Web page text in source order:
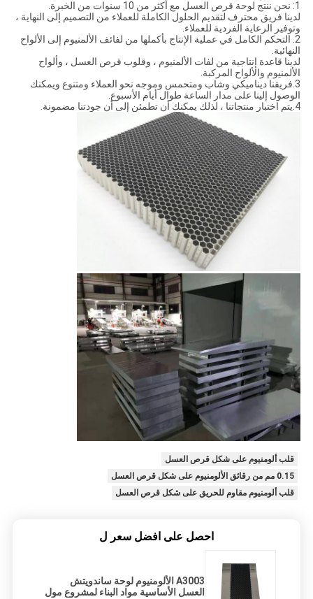
1: نحن ننتج لوحة قرص العسل مع أكثر من 10 سنوات من الخبرة.
لدينا فريق محترف لتقديم الحلول الكاملة للعملاء من التصميم إلى النهاية ،
وتوفير الرعاية الفردية للعملاء.
2. التحكم الكامل في عملية الإنتاج بأكملها من لفائف الألمنيوم إلى الألواح
النهائية.
لدينا قاعدة إنتاجية من لفات الألمنيوم ، وقلوب قرص العسل ، وألواح
الألمنيوم والألواح المركبة.
3.فريقنا ديناميكي وشاب ومتحمس وموجه نحو العملاء ومتنوع ويمكنك
الوصول إلينا على مدار الساعة طوال أيام الأسبوع.
4.يتم اختبار منتجاتنا ، لذلك يمكنك أن تطمئن إلى أن جودتنا مضمونة.
قلب ألومنيوم على شكل قرص العسل
0.15 مم من رقائق الألومنيوم على شكل قرص العسل
قلب ألومنيوم مقاوم للحريق على شكل قرص العسل
احصل على افضل سعر ل
A3003 الألومنيوم لوحة ساندويتش
العسل الأساسية مواد البناء لمشروع مول